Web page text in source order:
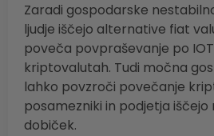
Zaradi gospodarske
ljudje iščejo alternative fiat
poveča povpraševanje po
kriptovalutah. Tudi močna
lahko povzroči povečanje
posamezniki in podjetja iščejo
dobiček.